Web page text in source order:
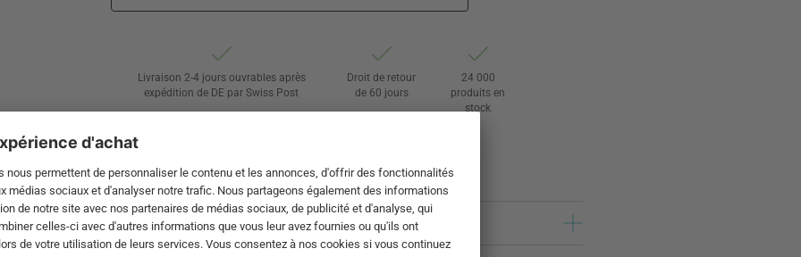
Livraison 2-4 jours ouvrables après
expédition de DE par Swiss Post
Droit de retour
de 60 jours
24 000
produits en
stock